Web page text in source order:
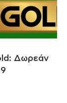
Δωρεάν